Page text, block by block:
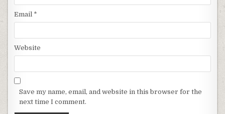
Email *
Website
Save my name, email, and website in this browser for the
next time I comment.